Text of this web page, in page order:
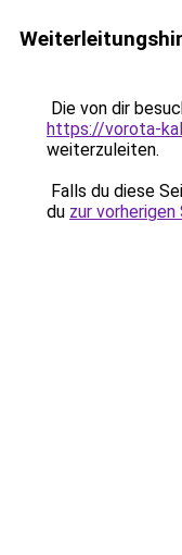
Die von dir
https://vorota-
weiterzuleiten.
Falls du diese
du zur